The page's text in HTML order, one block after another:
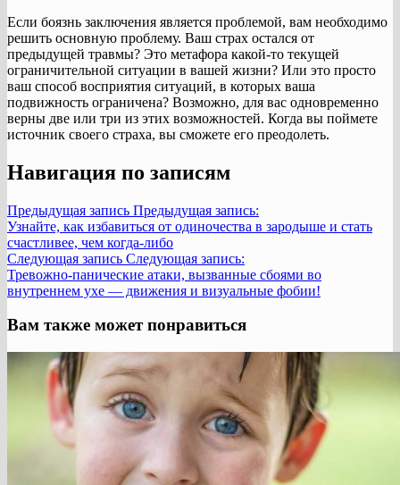
Если боязнь заключения является проблемой, вам необходимо
решить основную проблему. Ваш страх остался от
предыдущей травмы? Это метафора какой-то текущей
ограничительной ситуации в вашей жизни? Или это просто
ваш способ восприятия ситуаций, в которых ваша
подвижность ограничена? Возможно, для вас одновременно
верны две или три из этих возможностей. Когда вы поймете
источник своего страха, вы сможете его преодолеть.
Навигация по записям
Предыдущая запись Предыдущая запись:
Узнайте, как избавиться от одиночества в зародыше и стать
счастливее, чем когда-либо
Следующая запись Следующая запись:
Тревожно-панические атаки, вызванные сбоями во
внутреннем ухе — движения и визуальные фобии!
Вам также может понравиться